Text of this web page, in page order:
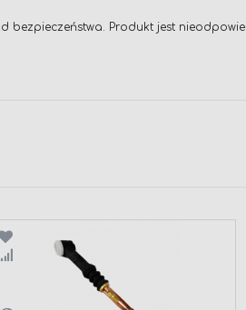
Produkt jest
Porównaj